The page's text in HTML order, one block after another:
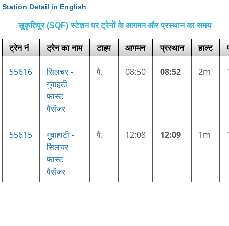
Station Detail in English
सुकृतिपुर (SQF) स्टेशन पर ट्रेनों के आगमन और प्रस्थान का समय
ट्रेन नं ट्रेन का नाम टाइप आगमन प्रस्थान हाल्ट
55616
सिलचर -
गुवाहटी
फास्ट
पैसेंजर
पै. 08:50 08:52 2m
55615
गुवाहाटी -
सिलचर
फास्ट
पैसेंजर
पै. 12:08 12:09 1m